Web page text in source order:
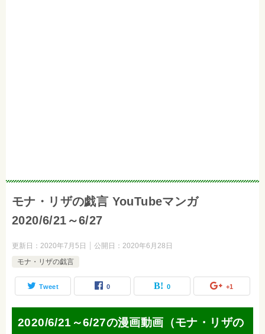
モナ・リザの戯言 YouTubeマンガ
2020/6/21～6/27
更新日： 2020年7月5日 公開日： 2020年6月28日
モナ・リザの戯言
Tweet 0 0 +1
2020/6/21～6/27の漫画動画（モナ・リザの